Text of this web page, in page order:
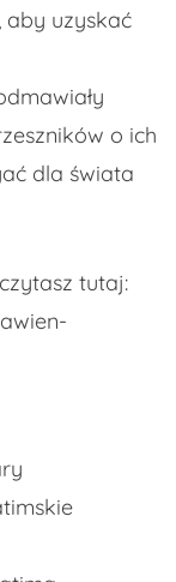
aby uzyskać
o ich
dla świata
tutaj: